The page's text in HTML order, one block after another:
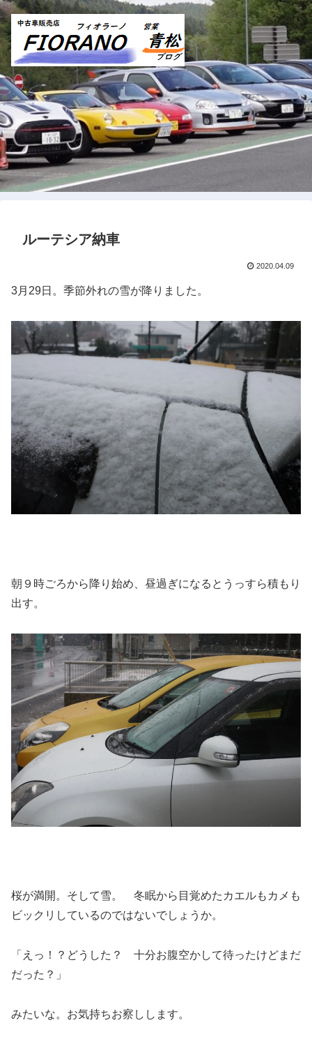
ルーテシア納車
2020.04.09
3月29日。季節外れの雪が降りました。
朝９時ごろから降り始め、昼過ぎになるとうっすら積もり
出す。
桜が満開。そして雪。 冬眠から目覚めたカエルもカメも
ビックリしているのではないでしょうか。
「えっ！？どうした？ 十分お腹空かして待ったけどまだ
だった？」
みたいな。お気持ちお察しします。